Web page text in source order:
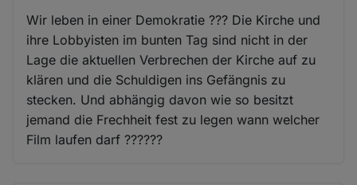
Wir leben in einer Demokratie ??? Die Kirche und
ihre Lobbyisten im bunten Tag sind nicht in der
Lage die aktuellen Verbrechen der Kirche auf zu
klären und die Schuldigen ins Gefängnis zu
stecken. Und abhängig davon wie so besitzt
jemand die Frechheit fest zu legen wann welcher
Film laufen darf ??????